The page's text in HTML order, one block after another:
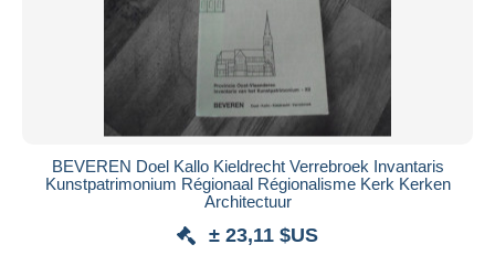
BEVEREN Doel Kallo Kieldrecht Verrebroek Invantaris
Kunstpatrimonium Régionaal Régionalisme Kerk Kerken
Architectuur
± 23,11 $US